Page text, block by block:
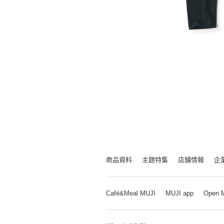
商品資料 主題特集 店舗情報 企
Café&Meal MUJI MUJI app Open